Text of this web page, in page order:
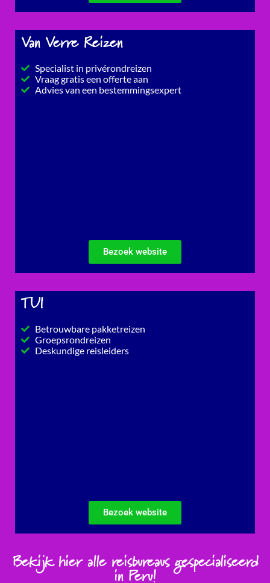
Van Verre Reizen
Specialist in privérondreizen
Vraag gratis een offerte aan
Advies van een bestemmingsexpert
Bezoek website
TUI
Betrouwbare pakketreizen
Groepsrondreizen
Deskundige reisleiders
Bezoek website
Bekijk hier alle reisbureaus gespecialiseerd
in Peru!